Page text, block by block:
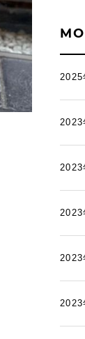
2025
2023
2023
2023
2023
2023